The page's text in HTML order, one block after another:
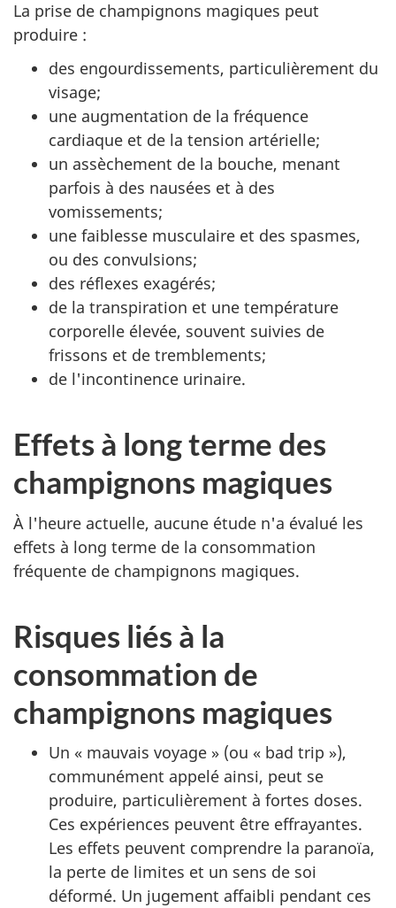
La prise de champignons magiques peut
produire :
des engourdissements, particulièrement du
visage;
une augmentation de la fréquence
cardiaque et de la tension artérielle;
un assèchement de la bouche, menant
parfois à des nausées et à des
vomissements;
une faiblesse musculaire et des spasmes,
ou des convulsions;
des réflexes exagérés;
de la transpiration et une température
corporelle élevée, souvent suivies de
frissons et de tremblements;
de l'incontinence urinaire.
Effets à long terme des
champignons magiques
À l'heure actuelle, aucune étude n'a évalué les
effets à long terme de la consommation
fréquente de champignons magiques.
Risques liés à la
consommation de
champignons magiques
Un « mauvais voyage » (ou « bad trip »),
communément appelé ainsi, peut se
produire, particulièrement à fortes doses.
Ces expériences peuvent être effrayantes.
Les effets peuvent comprendre la paranoïa,
la perte de limites et un sens de soi
déformé. Un jugement affaibli pendant ces